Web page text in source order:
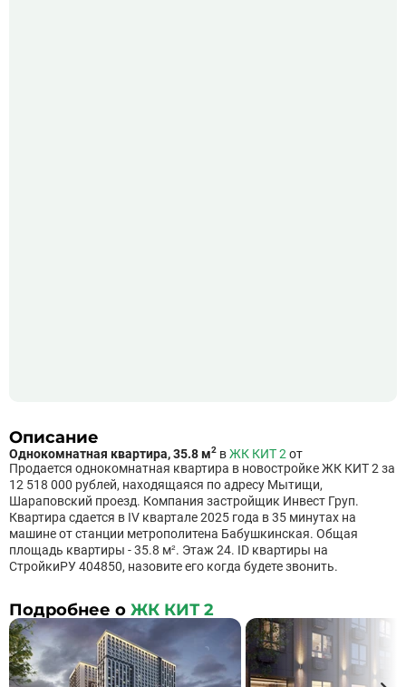
Описание
Однокомнатная квартира, 35.8 м2 вЖК КИТ 2 от
Продается однокомнатная квартира в новостройке ЖК КИТ 2 за
12 518 000 рублей, находящаяся по адресу Мытищи,
Шараповский проезд. Компания застройщик Инвест Груп.
Квартира сдается в IV квартале 2025 года в 35 минутах на
машине от станции метрополитена Бабушкинская. Общая
площадь квартиры - 35.8 м². Этаж 24. ID квартиры на
СтройкиРУ 404850, назовите его когда будете звонить.
Подробнее о ЖК КИТ 2